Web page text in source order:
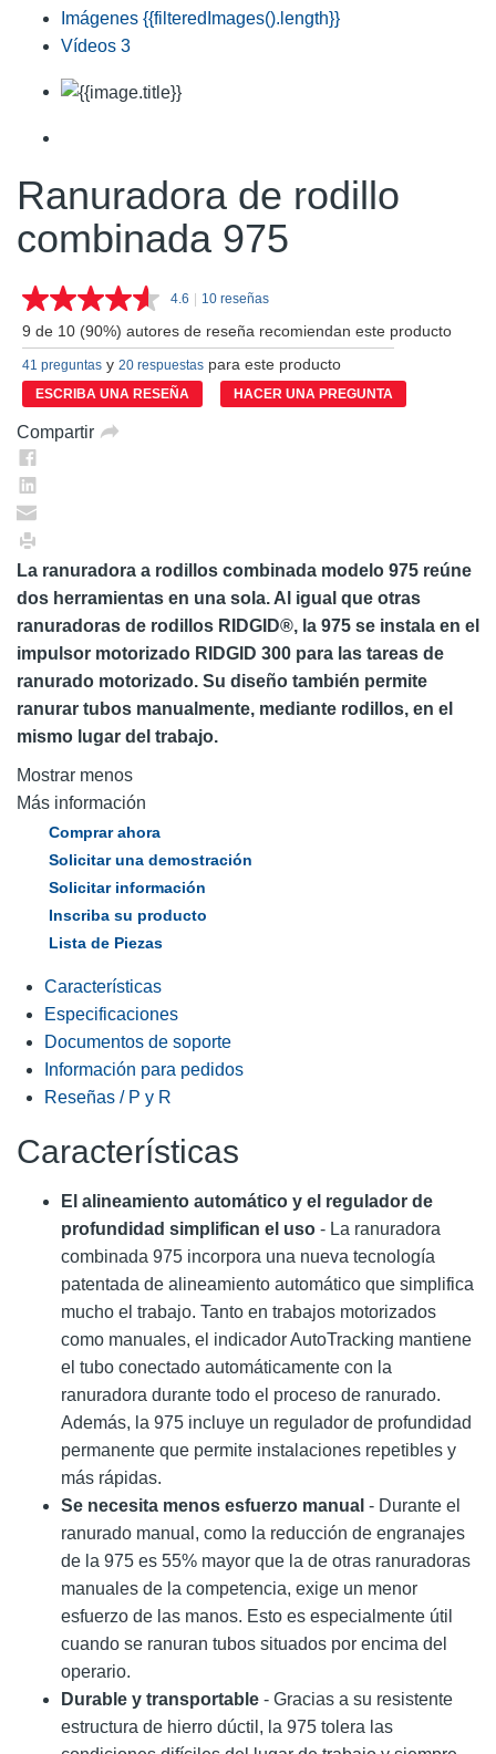
Imágenes {{filteredImages().length}}
Vídeos 3
Ranuradora de rodillo
combinada 975
4.6 Lea
reseñas.
Enlace
en
misma
| 10 reseñas
9 de 10 (90%) autores de reseña recomiendan este producto
41 preguntas y 20 respuestas para este producto
ESCRIBA UNA RESEÑA HACER UNA PREGUNTA
Compartir
La ranuradora a rodillos combinada modelo 975 reúne
dos herramientas en una sola. Al igual que otras
ranuradoras de rodillos RIDGID®, la 975 se instala en el
impulsor motorizado RIDGID 300 para las tareas de
ranurado motorizado. Su diseño también permite
ranurar tubos manualmente, mediante rodillos, en el
mismo lugar del trabajo.
Mostrar menos
Más información
Comprar ahora
Solicitar una demostración
Solicitar información
Inscriba su producto
Lista de Piezas
Características
Especificaciones
Documentos de soporte
Información para pedidos
Reseñas / P y R
Características
El alineamiento automático y el regulador de
profundidad simplifican el uso - La ranuradora
combinada 975 incorpora una nueva tecnología
patentada de alineamiento automático que simplifica
mucho el trabajo. Tanto en trabajos motorizados
como manuales, el indicador AutoTracking mantiene
el tubo conectado automáticamente con la
ranuradora durante todo el proceso de ranurado.
Además, la 975 incluye un regulador de profundidad
permanente que permite instalaciones repetibles y
más rápidas.
Se necesita menos esfuerzo manual - Durante el
ranurado manual, como la reducción de engranajes
de la 975 es 55% mayor que la de otras ranuradoras
manuales de la competencia, exige un menor
esfuerzo de las manos. Esto es especialmente útil
cuando se ranuran tubos situados por encima del
operario.
Durable y transportable - Gracias a su resistente
estructura de hierro dúctil, la 975 tolera las